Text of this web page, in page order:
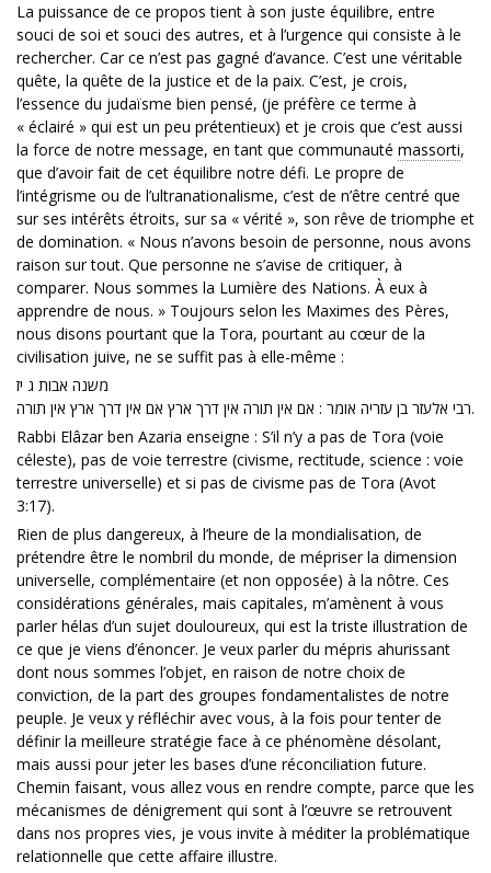
La puissance de ce propos tient à son juste équilibre, entre
souci de soi et souci des autres, et à l’urgence qui consiste à le
rechercher. Car ce n’est pas gagné d’avance. C’est une véritable
quête, la quête de la justice et de la paix. C’est, je crois,
l’essence du judaïsme bien pensé, (je préfère ce terme à
« éclairé » qui est un peu prétentieux) et je crois que c’est aussi
la force de notre message, en tant que communauté massorti,
que d’avoir fait de cet équilibre notre défi. Le propre de
l’intégrisme ou de l’ultranationalisme, c’est de n’être centré que
sur ses intérêts étroits, sur sa « vérité », son rêve de triomphe et
de domination. « Nous n’avons besoin de personne, nous avons
raison sur tout. Que personne ne s’avise de critiquer, à
comparer. Nous sommes la Lumière des Nations. À eux à
apprendre de nous. » Toujours selon les Maximes des Pères,
nous disons pourtant que la Tora, pourtant au cœur de la
civilisation juive, ne se suffit pas à elle-même :
משנה אבות ג יז
רבי אלעזר בן עזריה אומר : אם אין תורה אין דרך ארץ אם אין דרך ארץ אין תורה.
Rabbi Elâzar ben Azaria enseigne : S’il n’y a pas de Tora (voie
céleste), pas de voie terrestre (civisme, rectitude, science : voie
terrestre universelle) et si pas de civisme pas de Tora (Avot
3:17).
Rien de plus dangereux, à l’heure de la mondialisation, de
prétendre être le nombril du monde, de mépriser la dimension
universelle, complémentaire (et non opposée) à la nôtre. Ces
considérations générales, mais capitales, m’amènent à vous
parler hélas d’un sujet douloureux, qui est la triste illustration de
ce que je viens d’énoncer. Je veux parler du mépris ahurissant
dont nous sommes l’objet, en raison de notre choix de
conviction, de la part des groupes fondamentalistes de notre
peuple. Je veux y réfléchir avec vous, à la fois pour tenter de
définir la meilleure stratégie face à ce phénomène désolant,
mais aussi pour jeter les bases d’une réconciliation future.
Chemin faisant, vous allez vous en rendre compte, parce que les
mécanismes de dénigrement qui sont à l’œuvre se retrouvent
dans nos propres vies, je vous invite à méditer la problématique
relationnelle que cette affaire illustre.